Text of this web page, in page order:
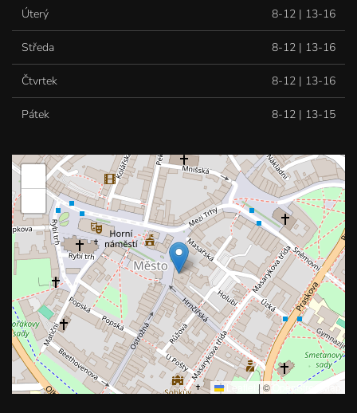
Úterý 8-12 | 13-16
Středa 8-12 | 13-16
Čtvrtek 8-12 | 13-16
Pátek 8-12 | 13-15
Leaflet | © OpenStreetMap